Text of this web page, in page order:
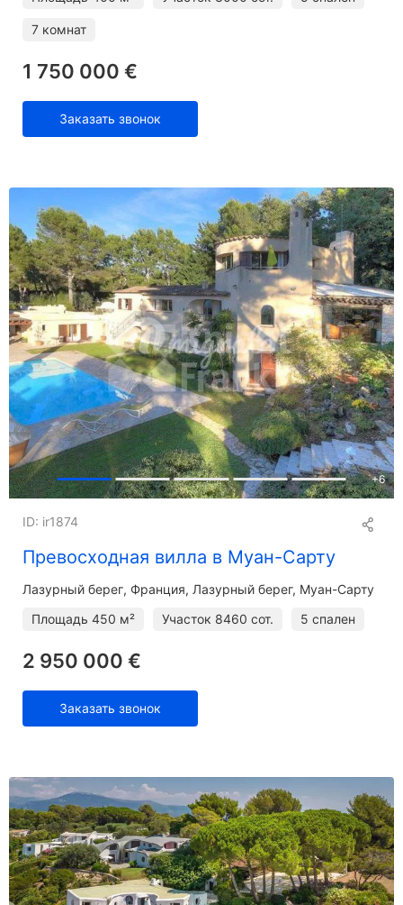
7 комнат
1 750 000 €
Заказать звонок
+6
Превосходная вилла в Муан-Сарту
ID: ir1874
Лазурный берег Франция, Лазурный берег, Муан-Сарту
Площадь 450 м² Участок 8460 сот. 5 спален
2 950 000 €
Заказать звонок